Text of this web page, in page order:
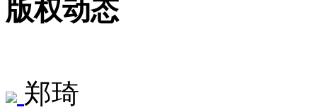
版权动态
郑琦